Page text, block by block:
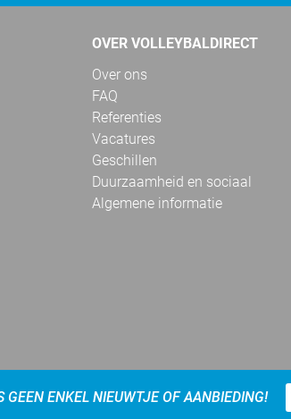
OVER VOLLEYBALDIRECT
Over ons
FAQ
Referenties
Vacatures
Geschillen
Duurzaamheid en sociaal
Algemene informatie
ENKEL NIEUWTJE OF AANBIEDING!